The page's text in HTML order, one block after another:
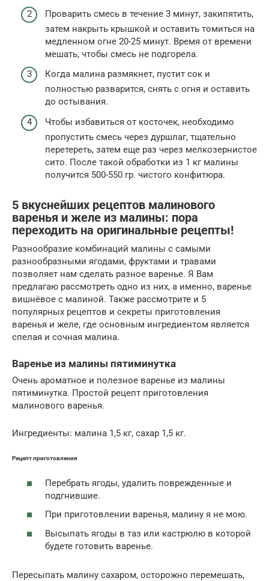
Проварить смесь в течение 3 минут, закипятить,
затем накрыть крышкой и оставить томиться на
медленном огне 20-25 минут. Время от времени
мешать, чтобы смесь не подгорела.
Когда малина размякнет, пустит сок и
полностью разварится, снять с огня и оставить
до остывания.
Чтобы избавиться от косточек, необходимо
пропустить смесь через дуршлаг, тщательно
перетереть, затем еще раз через мелкозернистое
сито. После такой обработки из 1 кг малины
получится 500-550 гр. чистого конфитюра.
5 вкуснейших рецептов малинового
варенья и желе из малины: пора
переходить на оригинальные рецепты!
Разнообразие комбинаций малины с самыми
разнообразными ягодами, фруктами и травами
позволяет нам сделать разное варенье. Я Вам
предлагаю рассмотреть одно из них, а именно, варенье
вишнёвое с малиной. Также рассмотрите и 5
популярных рецептов и секреты приготовления
варенья и желе, где основным ингредиентом является
спелая и сочная малина.
Варенье из малины пятиминутка
Очень ароматное и полезное варенье из малины
пятиминутка. Простой рецепт приготовления
малинового варенья.
Ингредиенты: малина 1,5 кг, сахар 1,5 кг.
Рецепт приготовления
Перебрать ягоды, удалить поврежденные и
подгнившие.
При приготовлении варенья, малину я не мою.
Высыпать ягоды в таз или кастрюлю в которой
будете готовить варенье.
Пересыпать малину сахаром, осторожно перемешать,